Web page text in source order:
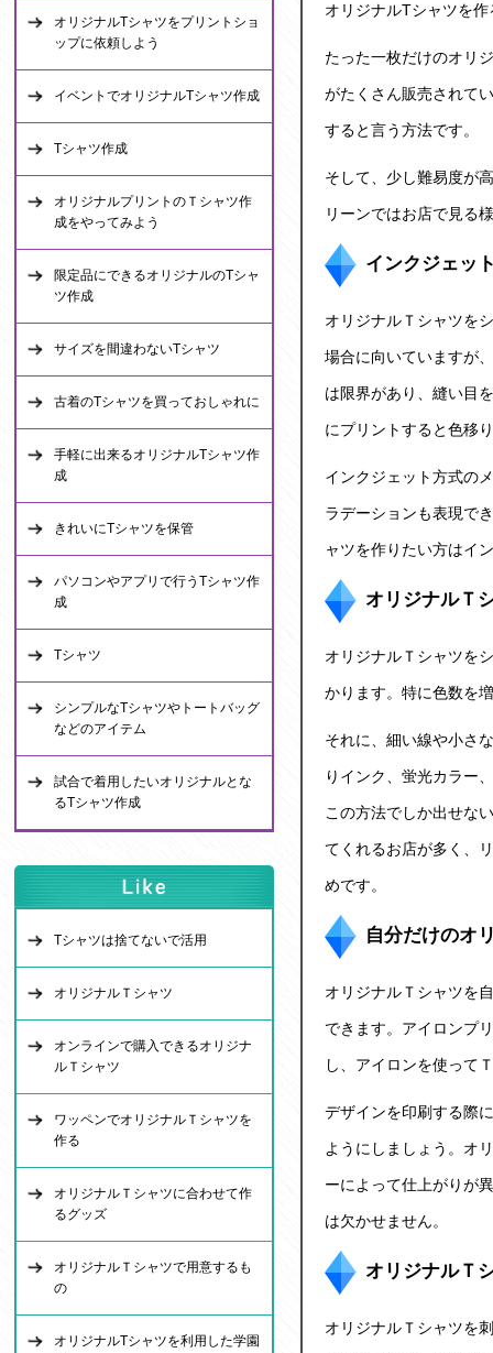
オリジナルTシャツをプリントショ
ップに依頼しよう
イベントでオリジナルTシャツ作成
Tシャツ作成
オリジナルプリントのＴシャツ作
成をやってみよう
限定品にできるオリジナルのTシャ
ツ作成
サイズを間違わないTシャツ
古着のTシャツを買っておしゃれに
手軽に出来るオリジナルTシャツ作
成
きれいにTシャツを保管
パソコンやアプリで行うTシャツ作
成
Tシャツ
シンプルなTシャツやトートバッグ
などのアイテム
試合で着用したいオリジナルとな
るTシャツ作成
Tシャツは捨てないで活用
オリジナルＴシャツ
オンラインで購入できるオリジナ
ルＴシャツ
ワッペンでオリジナルＴシャツを
作る
オリジナルＴシャツに合わせて作
るグッズ
オリジナルＴシャツで用意するも
の
オリジナルTシャツを利用した学園
オリジナルTシャツを作
たった一枚だけのオリ
がたくさん販売されて
すると言う方法です。
そして、少し難易度が
リーンではお店で見る
インクジェッ
オリジナルＴシャツを
場合に向いていますが
は限界があり、縫い目
にプリントすると色移
インクジェット方式の
ラデーションも表現で
ャツを作りたい方はイ
オリジナルＴ
オリジナルＴシャツを
かります。特に色数を
それに、細い線や小さ
りインク、蛍光カラー
この方法でしか出せな
てくれるお店が多く、
めです。
自分だけのオ
オリジナルＴシャツを
できます。アイロンプ
し、アイロンを使って
デザインを印刷する際
ようにしましょう。オ
ーによって仕上がりが
は欠かせません。
オリジナルＴ
オリジナルＴシャツを